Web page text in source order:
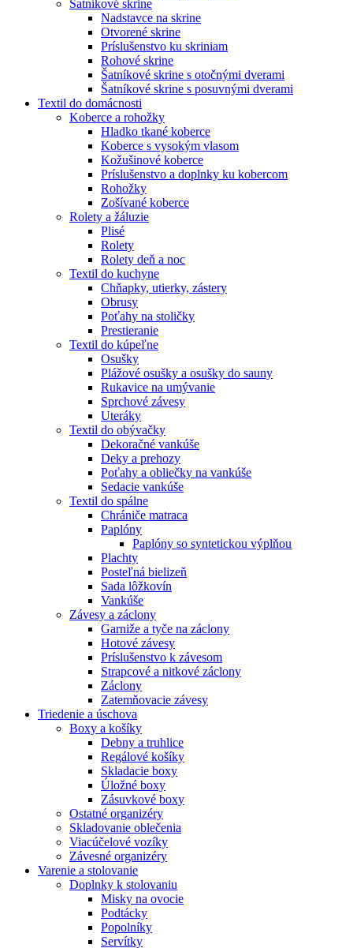
Šatníkové skrine
Nadstavce na skrine
Otvorené skrine
Príslušenstvo ku skriniam
Rohové skrine
Šatníkové skrine s otočnými dverami
Šatníkové skrine s posuvnými dverami
Textil do domácnosti
Koberce a rohožky
Hladko tkané koberce
Koberce s vysokým vlasom
Kožušinové koberce
Príslušenstvo a doplnky ku kobercom
Rohožky
Zošívané koberce
Rolety a žáluzie
Plisé
Rolety
Rolety deň a noc
Textil do kuchyne
Chňapky, utierky, zástery
Obrusy
Poťahy na stoličky
Prestieranie
Textil do kúpeľne
Osušky
Plážové osušky a osušky do sauny
Rukavice na umývanie
Sprchové závesy
Uteráky
Textil do obývačky
Dekoračné vankúše
Deky a prehozy
Poťahy a obliečky na vankúše
Sedacie vankúše
Textil do spálne
Chrániče matraca
Paplóny
Paplóny so syntetickou výplňou
Plachty
Posteľná bielizeň
Sada lôžkovín
Vankúše
Závesy a záclony
Garniže a tyče na záclony
Hotové závesy
Príslušenstvo k závesom
Strapcové a nitkové záclony
Záclony
Zatemňovacie závesy
Triedenie a úschova
Boxy a košíky
Debny a truhlice
Regálové košíky
Skladacie boxy
Úložné boxy
Zásuvkové boxy
Ostatné organizéry
Skladovanie oblečenia
Viacúčelové vozíky
Závesné organizéry
Varenie a stolovanie
Doplnky k stolovaniu
Misky na ovocie
Podtácky
Popolníky
Servítky